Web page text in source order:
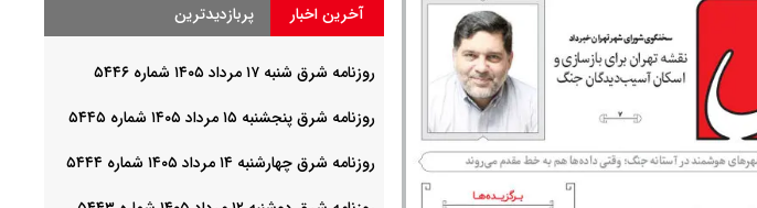
آخرین اخبار پربازدیدترین
روزنامه شرق شنبه ۱۷ مرداد ۱۴۰۵ شماره ۵۴۴۶
روزنامه شرق پنجشنبه ۱۵ مرداد ۱۴۰۵ شماره ۵۴۴۵
روزنامه شرق چهارشنبه ۱۴ مرداد ۱۴۰۵ شماره ۵۴۴۴